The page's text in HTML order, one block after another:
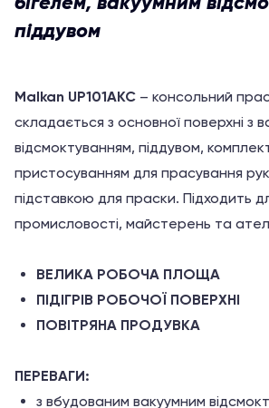
піддувом
Malkan UP101AKC – консольний
складається з основної поверхні з
відсмоктуванням, піддувом,
пристосуванням для прасування
підставкою для праски. Підходить
промисловості, майстерень та
ВЕЛИКА РОБОЧА ПЛОЩА
ПІДІГРІВ РОБОЧОЇ ПОВЕРХНІ
ПОВІТРЯНА ПРОДУВКА
ПЕРЕВАГИ:
з вбудованим вакуумним